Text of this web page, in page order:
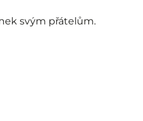
svým přátelům.